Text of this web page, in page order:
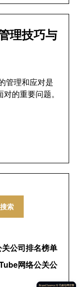
理技巧与
管理和应对是
的重要问题。
搜索
公司排名榜单
网络公关公